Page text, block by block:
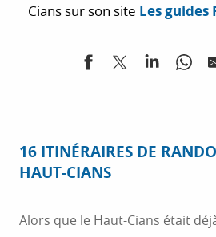
Cians sur son site Les guides
le département valorise son
16 ITINÉRAIRES DE
HAUT-CIANS
Alors que le Haut-Cians était